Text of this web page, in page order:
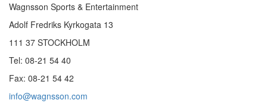
Wagnsson Sports & Entertainment
Adolf Fredriks Kyrkogata 13
111 37 STOCKHOLM
Tel: 08-21 54 40
Fax: 08-21 54 42
info@wagnsson.com